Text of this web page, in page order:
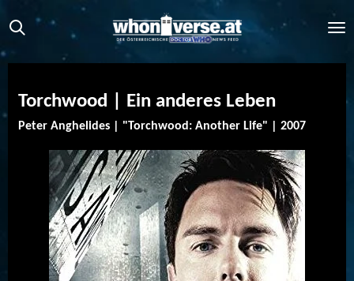
Zum
Hauptinhalt
springen
Torchwood | Ein anderes Leben
Peter Anghelides | "Torchwood: Another Life" | 2007